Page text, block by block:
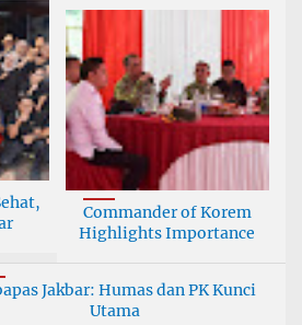
Commander of Korem
Highlights Importance
Jakbar: Humas dan PK Kunci
Utama